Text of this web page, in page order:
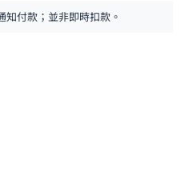
付款；並非即時扣款。